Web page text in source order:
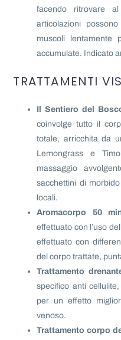
facendo ritrovare
articolazioni
muscoli lentamente
accumulate. Indicato
TRATTAMENTI
Il Sentiero del
coinvolge tutto il
totale, arricchita da
Lemongrass e
massaggio
sacchettini di
locali.
Aromacorpo 50
effettuato con l’uso
effettuato con
del corpo trattate,
Trattamento
specifico anti
per un effetto
venoso.
Trattamento corpo